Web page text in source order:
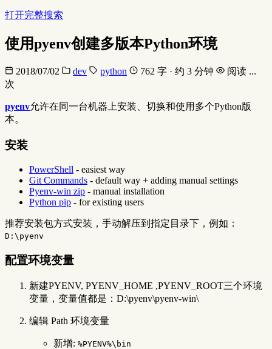
打开完整搜索
使用pyenv创建多版本Python环境
2018/07/02 dev python 762 字 · 约 3 分钟 阅读 ...
次
pyenv允许在同一台机器上安装、切换和使用多个Python版
本。
安装
PowerShell - easiest way
Git Commands - default way + adding manual settings
Pyenv-win zip - manual installation
Python pip - for existing users
推荐安装包方式安装，手动解压到指定目录下，例如：
D:\pyenv
配置环境变量
新建PYENV, PYENV_HOME ,PYENV_ROOT三个环境
变量，变量值都是：D:\pyenv\pyenv-win\
编辑 Path 环境变量
新增: %PYENV%\bin